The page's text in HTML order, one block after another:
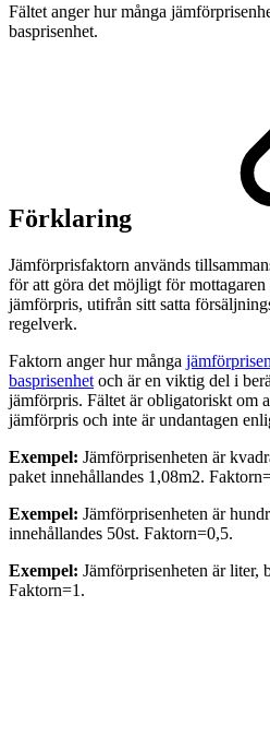
Fältet anger hur många
basprisenhet.
Förklaring
Jämförprisfaktorn används
för att göra det möjligt för mottagaren
jämförpris, utifrån sitt satta
regelverk.
Faktorn anger hur många
basprisenhet och är en viktig del i
jämförpris. Fältet är obligatoriskt om
jämförpris och inte är undantagen
Exempel: Jämförprisenheten är
paket innehållandes 1,08m2.
Exempel: Jämförprisenheten är
innehållandes 50st. Faktorn=0,5.
Exempel: Jämförprisenheten är liter,
Faktorn=1.